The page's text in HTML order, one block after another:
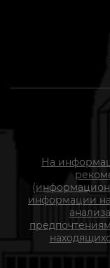
На
информации